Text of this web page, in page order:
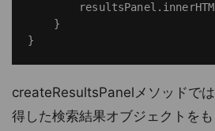
    }
createResultsPanelメソッドで
得した検索結果オブジェクトを